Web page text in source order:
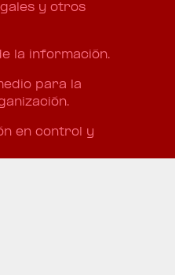
y otros
la información.
para la
en control y